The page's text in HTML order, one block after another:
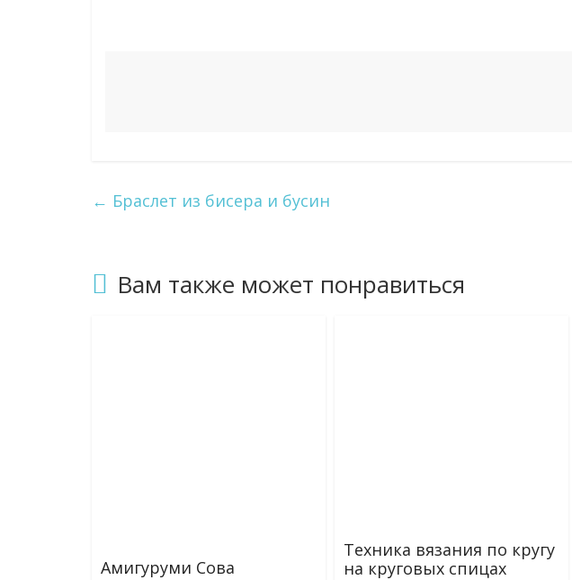
← Браслет из бисера и бусин
Вам также может понравиться
Амигуруми Сова
Техника вязания по кругу
на круговых спицах